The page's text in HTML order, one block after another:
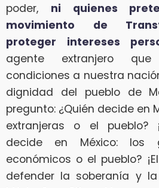
poder, ni quienes
movimiento de
proteger intereses
agente extranjero
condiciones a nuestra
dignidad del pueblo de
pregunto: ¿Quién decide en
extranjeras o el pueblo?
decide en México: los
económicos o el pueblo?
defender la soberanía y